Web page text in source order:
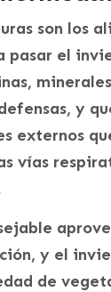
son los
pasar el
y
externos
vías
y el
de